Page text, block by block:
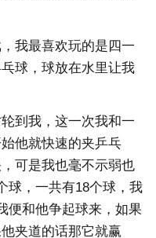
我最喜欢玩的是四一
球，球放在水里让我
到我，这一次我和一
他就快速的夹乒乓
可是我也毫不示弱也
球，一共有18个球，我
便和他争起球来，如果
夹道的话那它就赢